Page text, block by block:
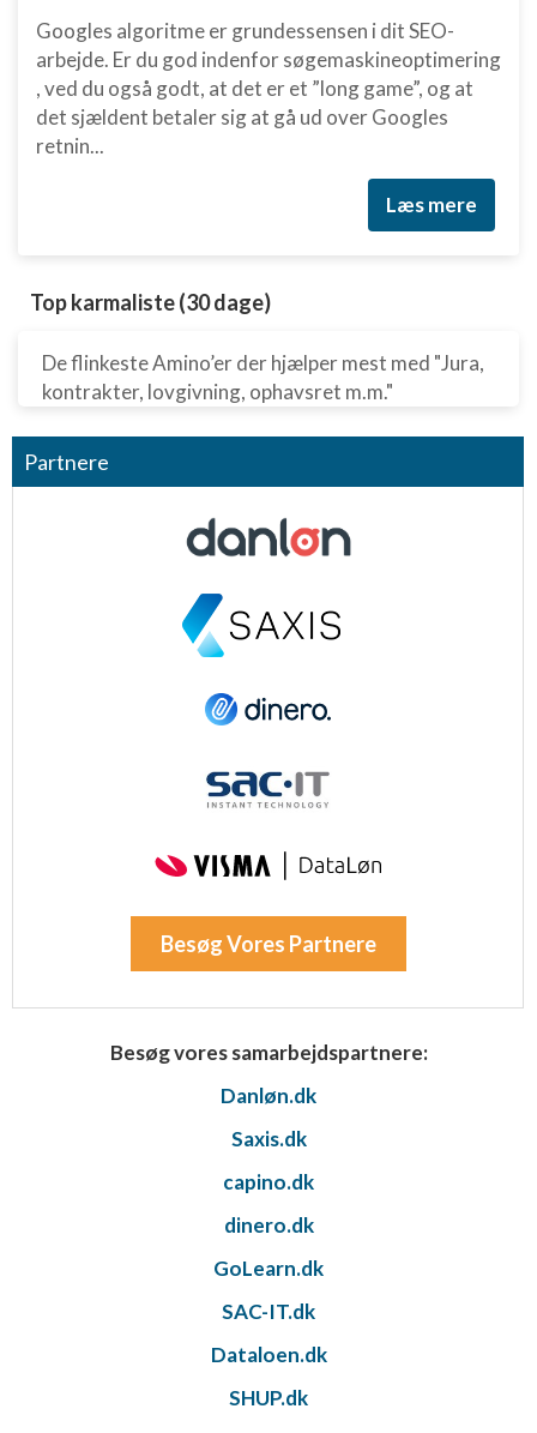
Googles algoritme er grundessensen i dit SEO-
arbejde. Er du god indenfor søgemaskineoptimering
, ved du også godt, at det er et ”long game”, og at
det sjældent betaler sig at gå ud over Googles
retnin...
Læs mere
Top karmaliste (30 dage)
De flinkeste Amino’er der hjælper mest med "Jura,
kontrakter, lovgivning, ophavsret m.m."
Partnere
Besøg Vores Partnere
Besøg vores samarbejdspartnere:
Danløn.dk
Saxis.dk
capino.dk
dinero.dk
GoLearn.dk
SAC-IT.dk
Dataloen.dk
SHUP.dk